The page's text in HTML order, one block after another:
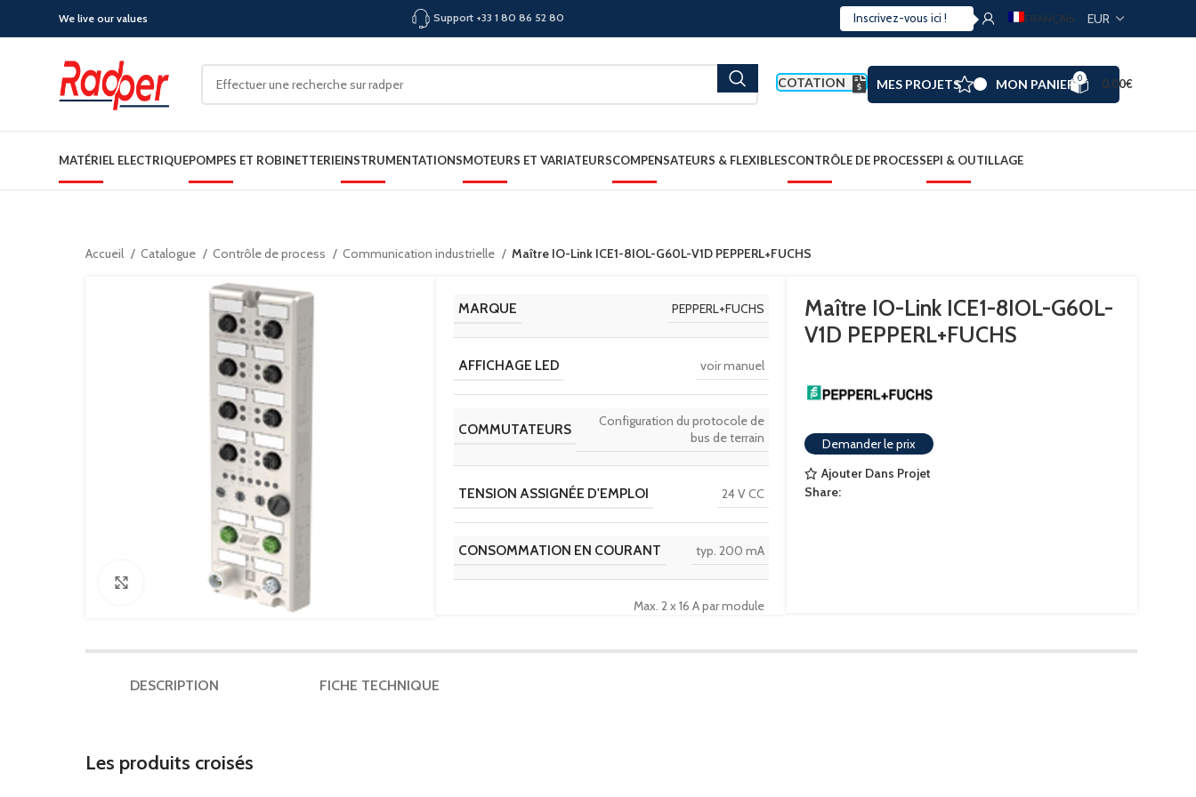
We live our values Support +33 1 80 86 52 80 FRANÇAIS
COTATION MES PROJETS MON PANIER 0 0.00€
MATÉRIEL ELECTRIQUEPOMPES ET ROBINETTERIEINSTRUMENTATIONSMOTEURS ET VARIATEURSCOMPENSATEURS & FLEXIBLESCONTRÔLE DE PROCESSEPI & OUTILLAGE
Accueil Catalogue Contrôle de process Communication industrielle Maître IO-Link ICE1-8IOL-G60L-V1D PEPPERL+FUCHS
Click to enlarge
MARQUE PEPPERL+FUCHS
AFFICHAGE LED voir manuel
COMMUTATEURS
Configuration du protocole de
bus de terrain
TENSION ASSIGNÉE D'EMPLOI 24 V CC
CONSOMMATION EN COURANT typ. 200 mA
Max. 2 x 16 A par module
L) Courant total : max. 9 A
Maître IO-Link ICE1-8IOL-G60L-
V1D PEPPERL+FUCHS
Demander le prix
Ajouter Dans Projet
Share:
DESCRIPTION FICHE TECHNIQUE
Les produits croisés